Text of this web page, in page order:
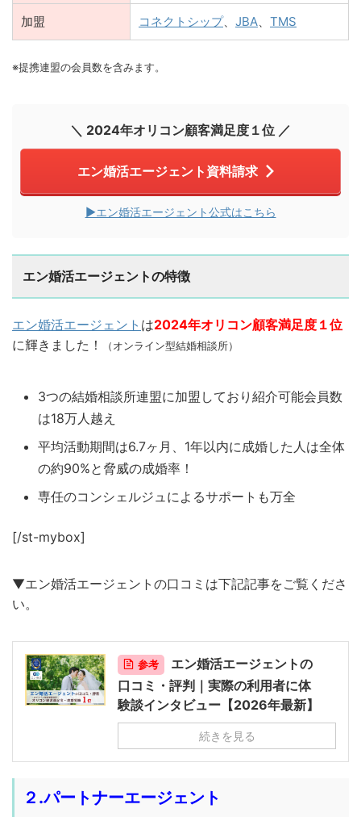
加盟 コネクトシップ、 JBA、 TMS
※提携連盟の会員数を含みます。
＼ 2024年オリコン顧客満足度１位 ／
エン婚活エージェント資料請求
▶︎エン婚活エージェント公式はこちら
エン婚活エージェントの特徴
エン婚活エージェント は2024年オリコン顧客満足度 １位
に輝きました！
（オンライン型結婚相談所）
3つの結婚相談所連盟に加盟しており紹介可能会員数
は18万人越え
平均活動期間は6.7ヶ月、1年以内に成婚した人は全体
の約90%と脅威の成婚率！
専任のコンシェルジュによるサポートも万全
[/st-mybox]
▼エン婚活エージェントの口コミは下記記事をご覧くださ
い。
参考
エン婚活エージェントの
口コミ・評判｜実際の利用者に体
験談インタビュー【2026年最新】
続きを見る
２.パートナーエージェント